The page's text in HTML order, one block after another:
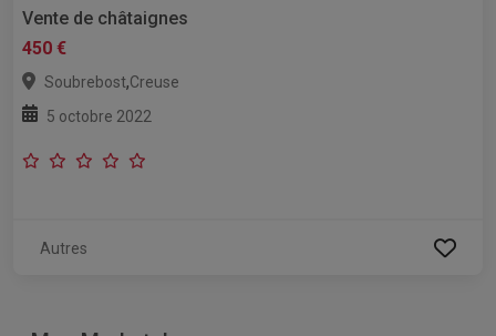
Vente de châtaignes
450 €
Soubrebost,Creuse
5 octobre 2022
Autres